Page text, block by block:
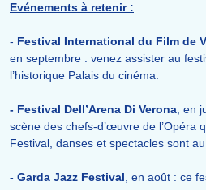
Evénements à retenir :
- Festival International du Film de
en septembre : venez assister au
l’historique Palais du cinéma.
- Festival Dell’Arena Di Verona, en
scène des chefs-d’œuvre de l’Opéra
Festival, danses et spectacles sont
- Garda Jazz Festival, en août : ce